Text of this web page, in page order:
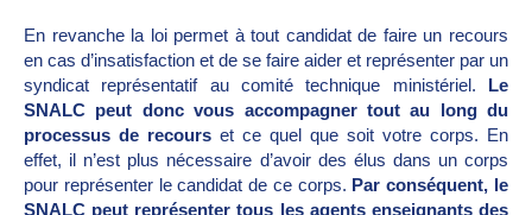
En revanche la loi permet à tout candidat de faire un recours
en cas d’insatisfaction et de se faire aider et représenter par un
syndicat représentatif au comité technique ministériel. Le
SNALC peut donc vous accompagner tout au long du
processus de recours et ce quel que soit votre corps. En
effet, il n’est plus nécessaire d’avoir des élus dans un corps
pour représenter le candidat de ce corps. Par conséquent, le
SNALC peut représenter tous les agents enseignants des